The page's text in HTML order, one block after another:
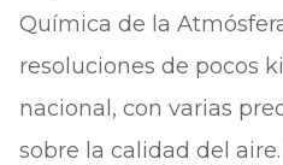
Química de la
resoluciones de pocos
nacional, con varias
sobre la calidad del